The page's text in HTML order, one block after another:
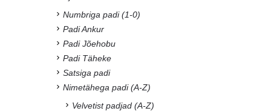
Numbriga padi (1-0)
Padi Ankur
Padi Jõehobu
Padi Täheke
Satsiga padi
Nimetähega padi (A-Z)
Velvetist padjad (A-Z)